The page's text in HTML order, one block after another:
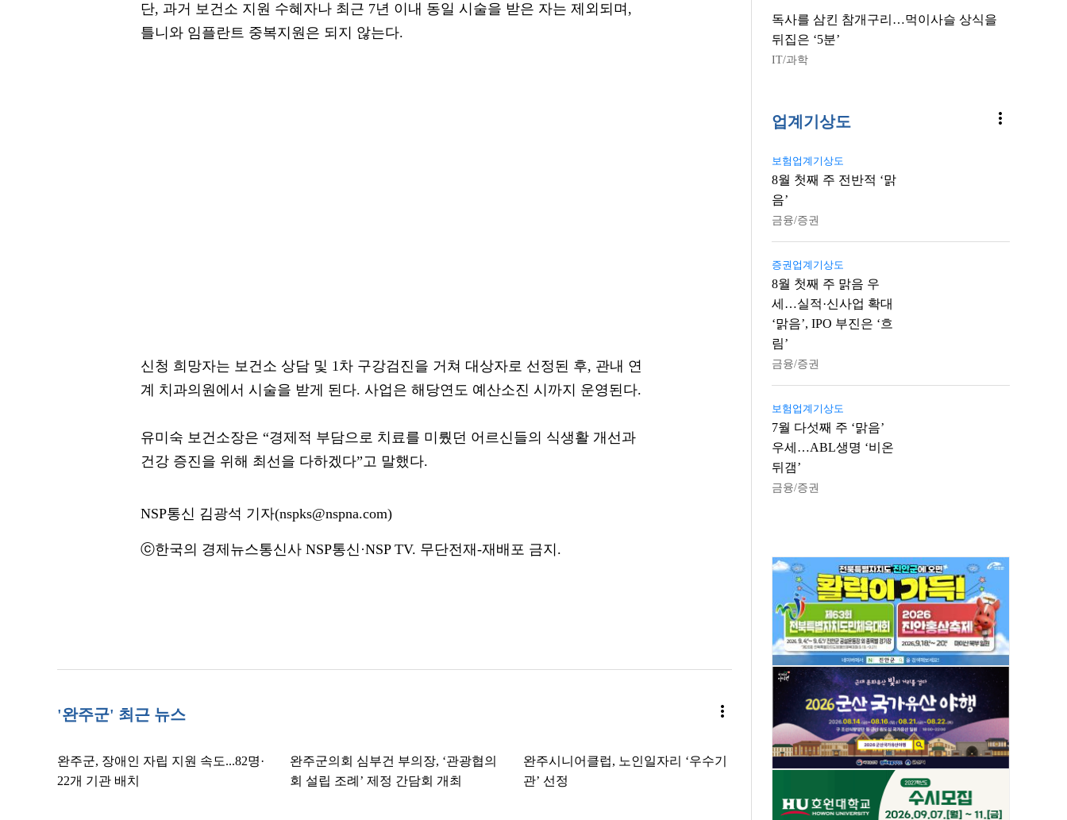
단, 과거 보건소 지원 수혜자나 최근 7년 이내 동일 시술을 받은 자는 제외되며,
틀니와 임플란트 중복지원은 되지 않는다.
신청 희망자는 보건소 상담 및 1차 구강검진을 거쳐 대상자로 선정된 후, 관내 연
계 치과의원에서 시술을 받게 된다. 사업은 해당연도 예산소진 시까지 운영된다.
유미숙 보건소장은 “경제적 부담으로 치료를 미뤘던 어르신들의 식생활 개선과
건강 증진을 위해 최선을 다하겠다”고 말했다.
NSP통신 김광석 기자(nspks@nspna.com)
ⓒ한국의 경제뉴스통신사 NSP통신·NSP TV. 무단전재-재배포 금지.
'완주군' 최근 뉴스 more_vert
완주군, 장애인 자립 지원 속도...82명·
22개 기관 배치
완주군의회 심부건 부의장, ‘관광협의
회 설립 조례’ 제정 간담회 개최
완주시니어클럽, 노인일자리 ‘우수기
관’ 선정
독사를 삼킨 참개구리…먹이사슬 상식을
뒤집은 ‘5분’
IT/과학
업계기상도 more_vert
보험업계기상도
8월 첫째 주 전반적 ‘맑
음’
금융/증권
증권업계기상도
8월 첫째 주 맑음 우
세…실적·신사업 확대
‘맑음’, IPO 부진은 ‘흐
림’
금융/증권
보험업계기상도
7월 다섯째 주 ‘맑음’
우세…ABL생명 ‘비온
뒤갬’
금융/증권